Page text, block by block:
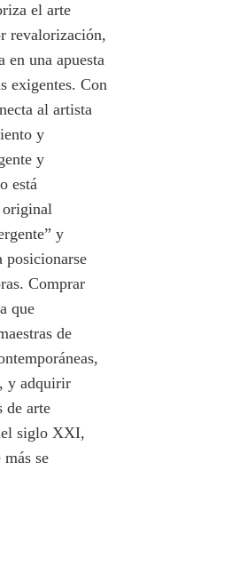
el arte
revalorización,
una apuesta
exigentes. Con
al artista
y
y
está
original
y
posicionarse
Comprar
que
de
y adquirir
de arte
siglo XXI,
se